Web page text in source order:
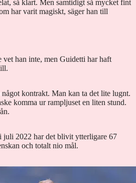
så klart. Men samtidigt så mycket fint
har varit magiskt, säger han till
vet han inte, men Guidetti har haft
kontrakt. Man kan ta det lite lugnt.
komma ur rampljuset en liten stund.
juli 2022 har det blivit ytterligare 67
och totalt nio mål.